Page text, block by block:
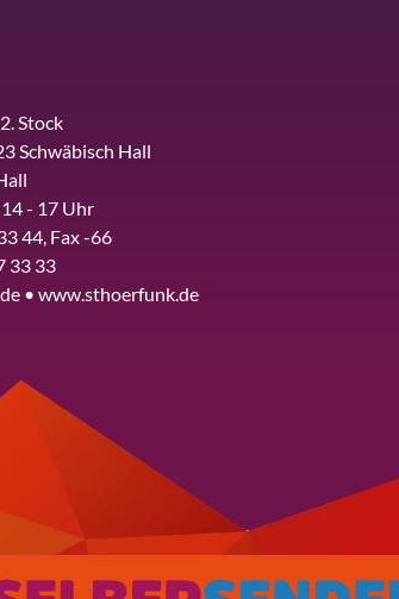
Stock
Schwäbisch Hall
- 17 Uhr
44, Fax -66
33 33
• www.sthoerfunk.de